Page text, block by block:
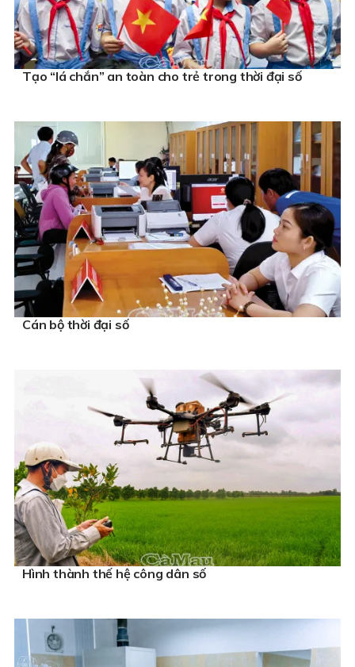
Tạo “lá chắn” an toàn cho trẻ trong thời đại số
Cán bộ thời đại số
Hình thành thế hệ công dân số